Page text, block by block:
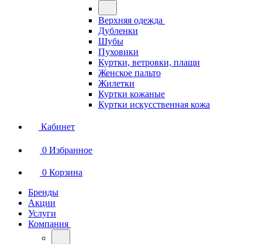
Верхняя одежда
Дубленки
Шубы
Пуховики
Куртки, ветровки, плащи
Женское пальто
Жилетки
Куртки кожаные
Куртки искусственная кожа
Кабинет
0 Избранное
0 Корзина
Бренды
Акции
Услуги
Компания